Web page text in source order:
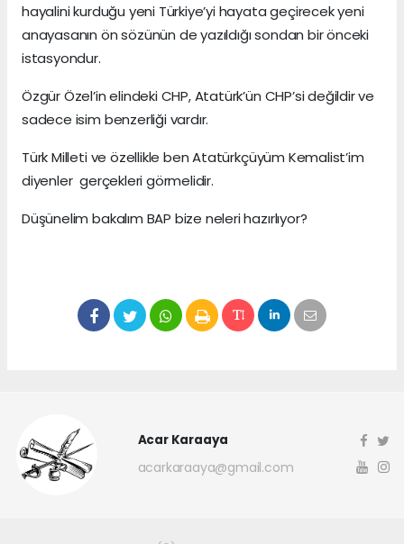
hayalini kurduğu yeni Türkiye’yi hayata geçirecek yeni
anayasanın ön sözünün de yazıldığı sondan bir önceki
istasyondur.
Özgür Özel’in elindeki CHP, Atatürk’ün CHP’si değildir ve
sadece isim benzerliği vardır.
Türk Milleti ve özellikle ben Atatürkçüyüm Kemalist’im
diyenler gerçekleri görmelidir.
Düşünelim bakalım BAP bize neleri hazırlıyor?
Acar Karaaya
acarkaraaya@gmail.com